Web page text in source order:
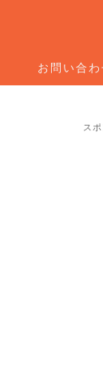
お問い合わ
ス